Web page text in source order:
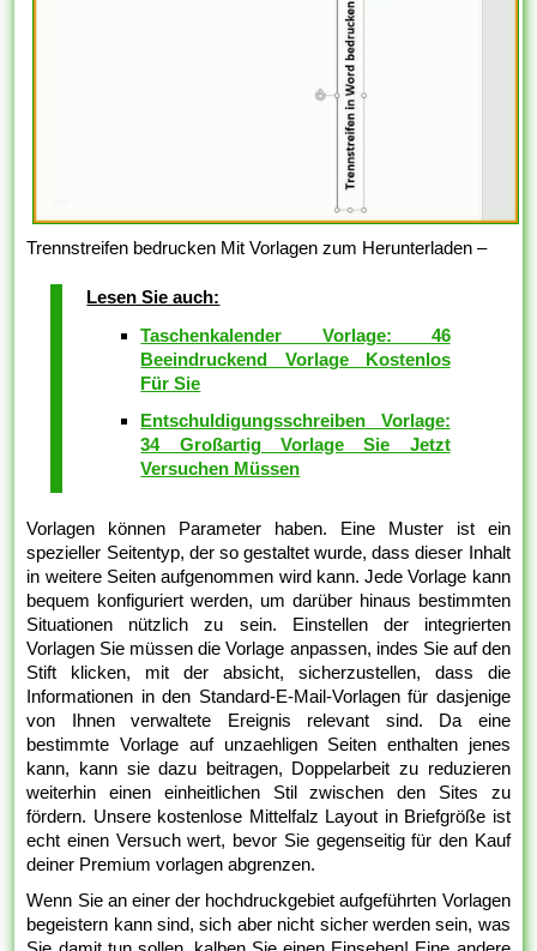
Trennstreifen bedrucken Mit Vorlagen zum Herunterladen –
Lesen Sie auch:
Taschenkalender Vorlage: 46
Beeindruckend Vorlage Kostenlos
Für Sie
Entschuldigungsschreiben Vorlage:
34 Großartig Vorlage Sie Jetzt
Versuchen Müssen
Vorlagen können Parameter haben. Eine Muster ist ein
spezieller Seitentyp, der so gestaltet wurde, dass dieser Inhalt
in weitere Seiten aufgenommen wird kann. Jede Vorlage kann
bequem konfiguriert werden, um darüber hinaus bestimmten
Situationen nützlich zu sein. Einstellen der integrierten
Vorlagen Sie müssen die Vorlage anpassen, indes Sie auf den
Stift klicken, mit der absicht, sicherzustellen, dass die
Informationen in den Standard-E-Mail-Vorlagen für dasjenige
von Ihnen verwaltete Ereignis relevant sind. Da eine
bestimmte Vorlage auf unzaehligen Seiten enthalten jenes
kann, kann sie dazu beitragen, Doppelarbeit zu reduzieren
weiterhin einen einheitlichen Stil zwischen den Sites zu
fördern. Unsere kostenlose Mittelfalz Layout in Briefgröße ist
echt einen Versuch wert, bevor Sie gegenseitig für den Kauf
deiner Premium vorlagen abgrenzen.
Wenn Sie an einer der hochdruckgebiet aufgeführten Vorlagen
begeistern kann sind, sich aber nicht sicher werden sein, was